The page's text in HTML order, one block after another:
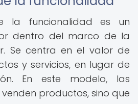
la funcionalidad es un
dentro del marco de la
Se centra en el valor de
y servicios, en lugar de
En este modelo, las
productos, sino que